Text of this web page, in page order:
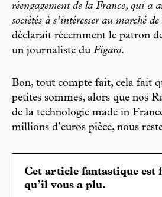
réengagement de la France, qui a
sociétés à s’intéresser au marché
déclarait récemment le patron
un journaliste du Figaro.
Bon, tout compte fait, cela fait
petites sommes, alors que nos
de la technologie made in
millions d’euros pièce, nous
Cet article fantastique est
qu’il vous a plu.